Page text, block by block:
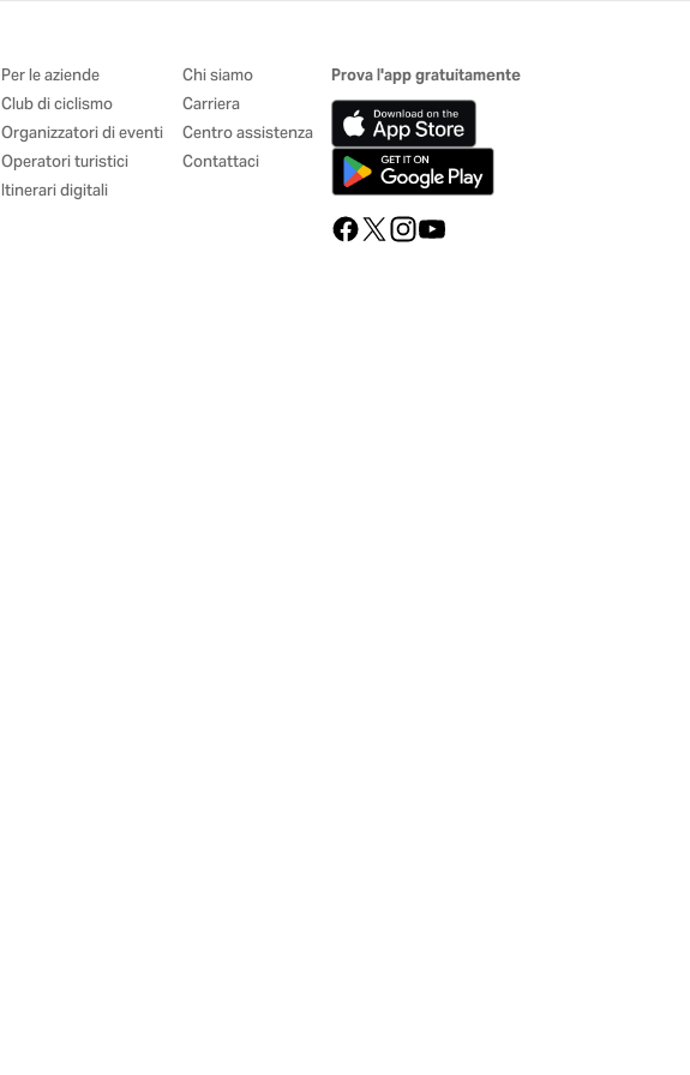
Per le aziende
Club di ciclismo
Organizzatori di eventi
Operatori turistici
Itinerari digitali
Chi siamo
Carriera
Centro assistenza
Contattaci
Prova l'app gratuitamente